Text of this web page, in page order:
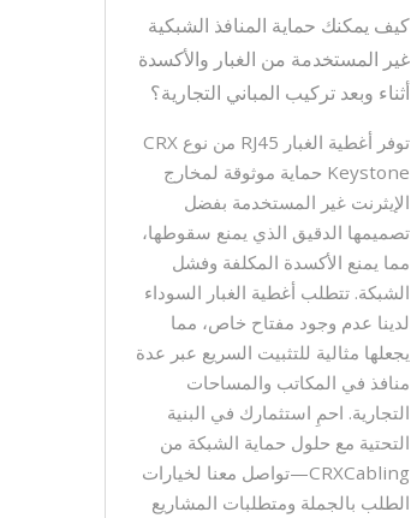
كيف يمكنك حماية المنافذ الشبكية
غير المستخدمة من الغبار والأكسدة
أثناء وبعد تركيب المباني التجارية؟
توفر أغطية الغبار RJ45 من نوع CRX
Keystone حماية موثوقة لمخارج
الإيثرنت غير المستخدمة بفضل
تصميمها الدقيق الذي يمنع سقوطها،
مما يمنع الأكسدة المكلفة وفشل
الشبكة. تتطلب أغطية الغبار السوداء
لدينا عدم وجود مفتاح خاص، مما
يجعلها مثالية للتثبيت السريع عبر عدة
منافذ في المكاتب والمساحات
التجارية. احمِ استثمارك في البنية
التحتية مع حلول حماية الشبكة من
CRXCabling—تواصل معنا لخيارات
الطلب بالجملة ومتطلبات المشاريع